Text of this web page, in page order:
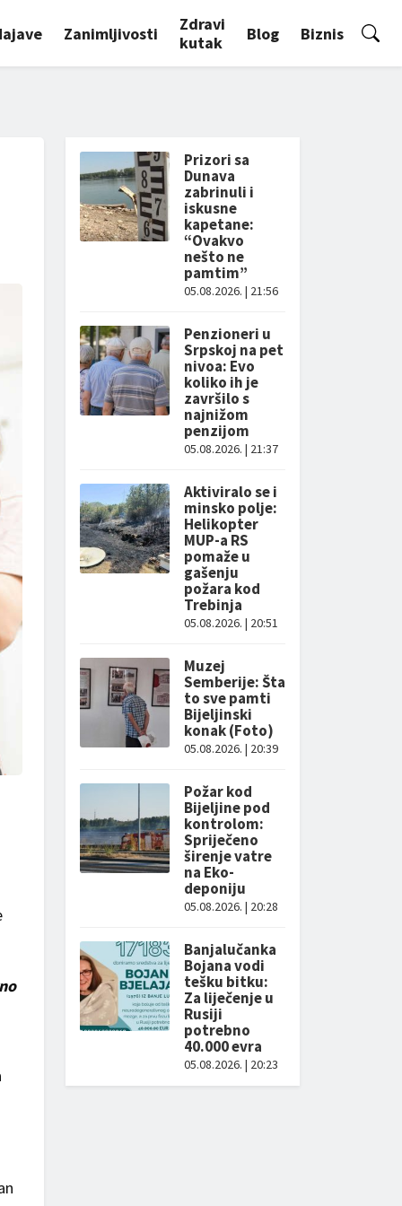
Zanimljivosti
Zdravi
kutak
Blog Biznis
Prizori sa
Dunava
zabrinuli i
iskusne
kapetane:
“Ovakvo
nešto ne
pamtim”
05.08.2026. | 21:56
Penzioneri u
Srpskoj na pet
nivoa: Evo
koliko ih je
završilo s
najnižom
penzijom
05.08.2026. | 21:37
Aktiviralo se i
minsko polje:
Helikopter
MUP-a RS
pomaže u
gašenju
požara kod
Trebinja
05.08.2026. | 20:51
Muzej
Semberije: Šta
to sve pamti
Bijeljinski
konak (Foto)
05.08.2026. | 20:39
Požar kod
Bijeljine pod
kontrolom:
Spriječeno
širenje vatre
na Eko-
deponiju
05.08.2026. | 20:28
Banjalučanka
Bojana vodi
tešku bitku:
Za liječenje u
Rusiji
potrebno
40.000 evra
05.08.2026. | 20:23